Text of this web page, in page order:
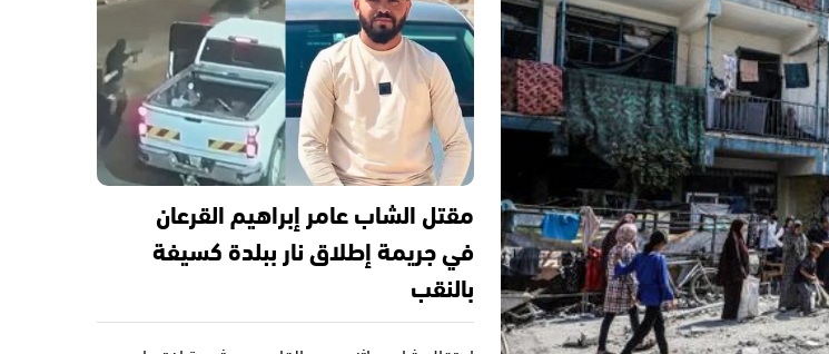
مقتل الشاب عامر إبراهيم القرعان
في جريمة إطلاق نار ببلدة كسيفة
بالنقب